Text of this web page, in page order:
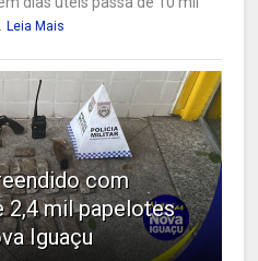
Leia Mais
com
2,4 mil papelotes
Iguaçu